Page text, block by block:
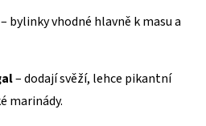
– bylinky vhodné hlavně k masu a
– dodají svěží, lehce pikantní
marinády.